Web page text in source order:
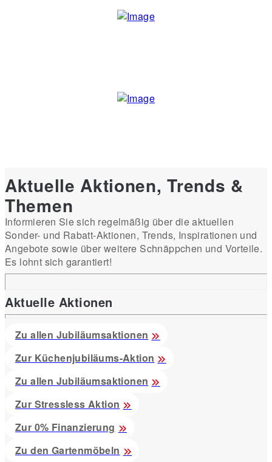
Aktuelle Aktionen, Trends &
Themen
Informieren Sie sich regelmäßig über die aktuellen
Sonder- und Rabatt-Aktionen, Trends, Inspirationen und
Angebote sowie über weitere Schnäppchen und Vorteile.
Es lohnt sich garantiert!
Aktuelle Aktionen
Zu allen Jubiläumsaktionen
Zur Küchenjubiläums-Aktion
Zu allen Jubiläumsaktionen
Zur Stressless Aktion
Zur 0% Finanzierung
Zu den Gartenmöbeln